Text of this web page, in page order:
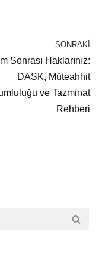
SONRAKI
Sonrası Haklarınız:
DASK, Müteahhit
ve Tazminat
Rehberi